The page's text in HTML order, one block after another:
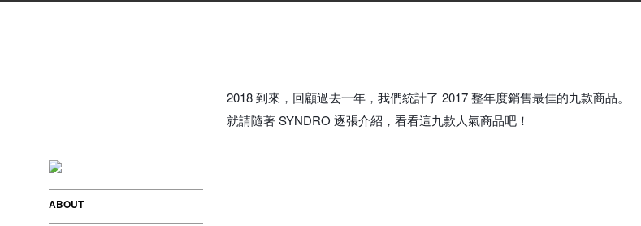
ABOUT
2018 到來，回顧過去一年，我們統計了 2017 整年度銷售最佳的九款商品。
就請隨著 SYNDRO 逐張介紹，看看這九款人氣商品吧！